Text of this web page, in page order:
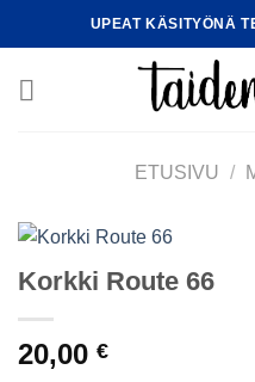
to
UPEAT KÄSITYÖNÄ
ETUSIVU /
Korkki Route 66
20,00 €